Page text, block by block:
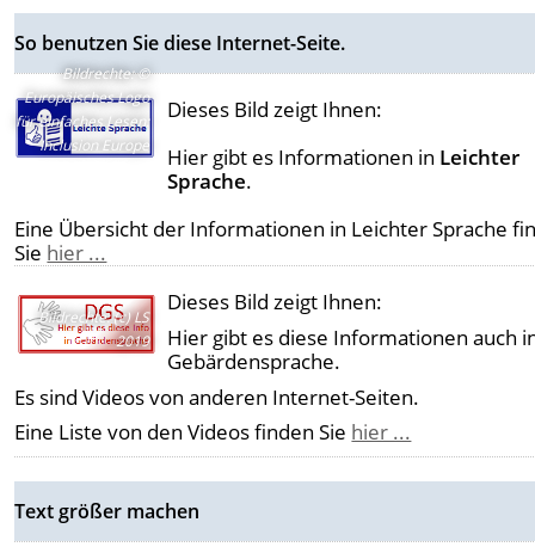
So benutzen Sie diese Internet-Seite.
Bildrechte:©
Europäisches Logo
für einfaches Lesen:
Inclusion Europe
Dieses Bild zeigt Ihnen:
Hier gibt es Informationen in Leichter
Sprache.
Eine Übersicht der Informationen in Leichter Sprache
Sie hier ...
Bildrechte:(c) LS
2019
Dieses Bild zeigt Ihnen:
Hier gibt es diese Informationen auch
Gebärdensprache.
Es sind Videos von anderen Internet-Seiten.
Eine Liste von den Videos finden Sie hier ...
Text größer machen